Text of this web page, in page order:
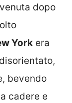
dopo
York era
bevendo
cadere e